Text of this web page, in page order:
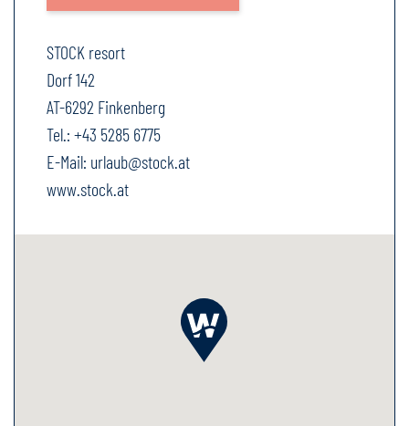
STOCK resort
Dorf 142
AT-6292 Finkenberg
Tel.: +43 5285 6775
E-Mail: urlaub@stock.at
www.stock.at